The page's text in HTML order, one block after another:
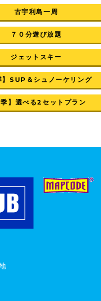
古宇利島一周
７０分遊び放題
ジェットスキー
】SUP＆シュノーケリング
季】選べる2セットプラン